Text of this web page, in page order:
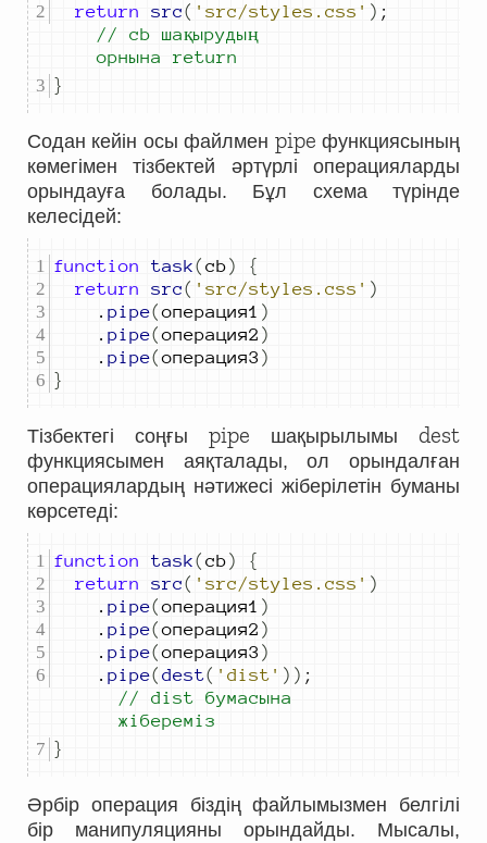
return
src( 'src/styles.css' ) ;
// cb шақырудың
орнына return
}
Содан кейін осы файлмен pipe функциясының
көмегімен тізбектей әртүрлі операцияларды
орындауға болады. Бұл схема түрінде
келесідей:
function task( cb)
{
return
src( 'src/styles.css' )
. pipe(операция1 )
. pipe(операция2 )
. pipe(операция3 )
}
Тізбектегі соңғы pipe шақырылымы dest
функциясымен аяқталады, ол орындалған
операциялардың нәтижесі жіберілетін буманы
көрсетеді:
function task( cb)
{
return
src( 'src/styles.css' )
. pipe(операция1 )
. pipe(операция2 )
. pipe(операция3 )
. pipe( dest( 'dist' )) ;
// dist бумасына
жібереміз
}
Әрбір операция біздің файлымызмен белгілі
бір манипуляцияны орындайды. Мысалы,